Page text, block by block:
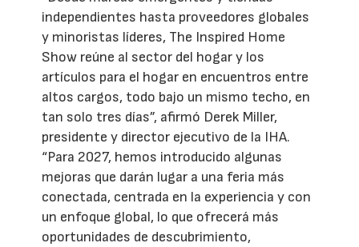
independientes hasta proveedores globales
y minoristas líderes, The Inspired Home
Show reúne al sector del hogar y los
artículos para el hogar en encuentros entre
altos cargos, todo bajo un mismo techo, en
tan solo tres días”, afirmó Derek Miller,
presidente y director ejecutivo de la IHA.
“Para 2027, hemos introducido algunas
mejoras que darán lugar a una feria más
conectada, centrada en la experiencia y con
un enfoque global, lo que ofrecerá más
oportunidades de descubrimiento,